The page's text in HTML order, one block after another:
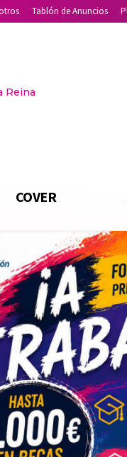
Tablón de Anuncios
Reina
COVER